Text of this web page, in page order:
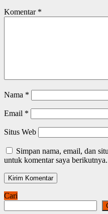
Komentar *
Nama *
Email *
Situs Web
Simpan nama, email, dan
untuk komentar saya berikutnya.
Cari